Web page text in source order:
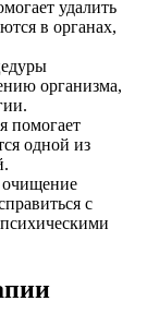
удалить
в органах,
организма,
помогает
одной из
очищение
с